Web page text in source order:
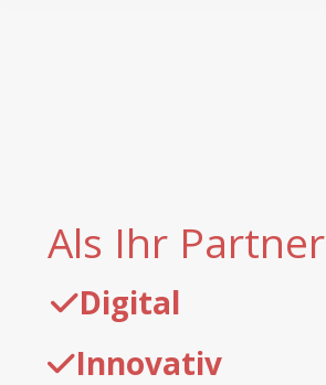
Als Ihr Partner
Digital
Innovativ